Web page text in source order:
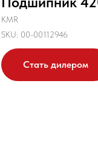
KMR
SKU: 00-00112946
Стать дилером